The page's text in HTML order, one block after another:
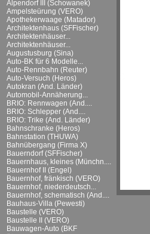
Alpendorf III (Schowanek)
Ampelsteürung (VERO)
Apothekerwaage (Matador)
Architektenhaus (SFFischer)
Architektenhäuser...
Architektenhäuser...
Augustusburg (Sina)
Auto-BK für 6 Modelle...
Auto-Rennbahn (Reuter)
Auto-Versuch (Heros)
Autokran (And. Länder)
Automobil-Annäherung...
BRIO: Rennwagen (And....
BRIO: Schlepper (And....
BRIO: Trike (And. Länder)
Bahnschranke (Heros)
Bahnstation (THUWA)
Bahnübergang (Firma X)
Bauerndorf (SFFischer)
Bauernhaus, kleines (Münchn....
Bauernhof II (Engel)
Bauernhof, fränkisch (VERO)
Bauernhof, niederdeutsch...
Bauernhof, schematisch (And....
Bauhaus-Villa (Pewesti)
Baustelle (VERO)
Baustelle II (VERO)
Bauwagen-Auto (BKF